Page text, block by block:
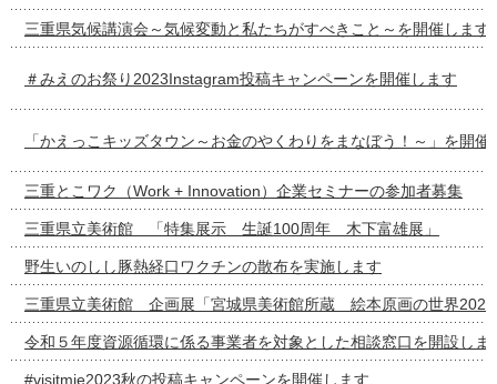
三重県気候講演会～気候変動と私たちがすべきこと～を開催します
＃みえのお祭り2023Instagram投稿キャンペーンを開催します
「かえっこキッズタウン～お金のやくわりをまなぼう！～」を開催
三重とこワク（Work + Innovation）企業セミナーの参加者募集
三重県立美術館 「特集展示 生誕100周年 木下富雄展」
野生いのしし豚熱経口ワクチンの散布を実施します
三重県立美術館 企画展「宮城県美術館所蔵 絵本原画の世界
令和５年度資源循環に係る事業者を対象とした相談窓口を開設しま
#visitmie2023秋の投稿キャンペーンを開催します